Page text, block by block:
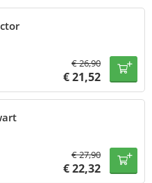
€26,90
€21,52
€27,90
€22,32